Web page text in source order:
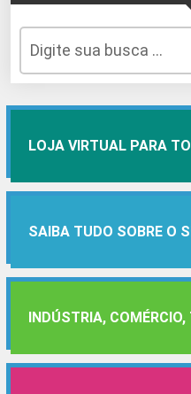
LOJA VIRTUAL PARA
SAIBA TUDO SOBRE O
INDÚSTRIA,